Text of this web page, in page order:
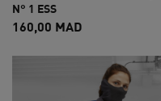
N° 1 ESS
160,00 MAD